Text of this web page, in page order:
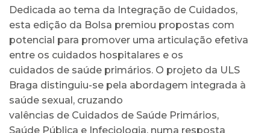
Dedicada ao tema da Integração de Cuidados,
esta edição da Bolsa premiou propostas com
potencial para promover uma articulação efetiva
entre os cuidados hospitalares e os
cuidados de saúde primários. O projeto da ULS
Braga distinguiu-se pela abordagem integrada à
saúde sexual, cruzando
valências de Cuidados de Saúde Primários,
Saúde Pública e Infeciologia, numa resposta